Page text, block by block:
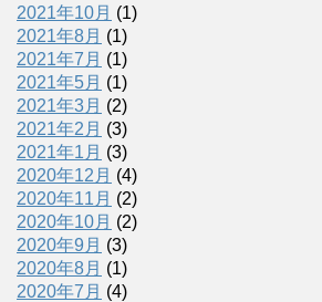
2021年10月 (1)
2021年8月 (1)
2021年7月 (1)
2021年5月 (1)
2021年3月 (2)
2021年2月 (3)
2021年1月 (3)
2020年12月 (4)
2020年11月 (2)
2020年10月 (2)
2020年9月 (3)
2020年8月 (1)
2020年7月 (4)